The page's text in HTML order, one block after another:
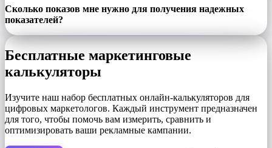
Сколько показов мне нужно для получения надежных
показателей?
Бесплатные маркетинговые
калькуляторы
Изучите наш набор бесплатных онлайн-калькуляторов для
цифровых маркетологов. Каждый инструмент предназначен
для того, чтобы помочь вам измерить, сравнить и
оптимизировать ваши рекламные кампании.